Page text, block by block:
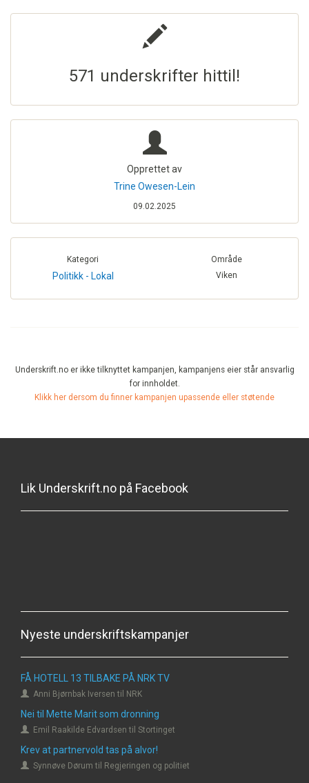
571 underskrifter hittil!
Opprettet av
Trine Owesen-Lein
09.02.2025
Kategori
Politikk - Lokal
Område
Viken
Underskrift.no er ikke tilknyttet kampanjen, kampanjens eier står ansvarlig
for innholdet.
Klikk her dersom du finner kampanjen upassende eller støtende
Lik Underskrift.no på Facebook
Nyeste underskriftskampanjer
FÅ HOTELL 13 TILBAKE PÅ NRK TV
Anni Bjørnbak Iversen til NRK
Nei til Mette Marit som dronning
Emil Raakilde Edvardsen til Stortinget
Krev at partnervold tas på alvor!
Synnøve Dørum til Regjeringen og politiet